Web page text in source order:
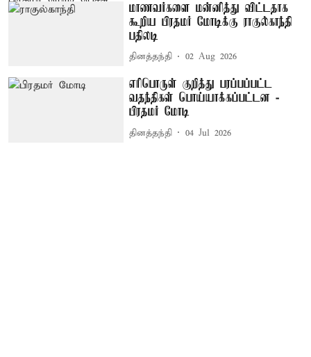
மாணவர்களை மன்னித்து விட்டதாக
கூறிய பிரதமர் மோடிக்கு ராகுல்காந்தி
பதிலடி
தினத்தந்தி 02 Aug 2026
எரிபொருள் குறித்து பரப்பப்பட்ட
வதந்திகள் பொய்யாக்கப்பட்டன -
பிரதமர் மோடி
தினத்தந்தி 04 Jul 2026